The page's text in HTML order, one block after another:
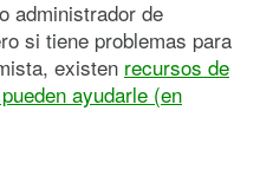
administrador de
si tiene problemas para
existen recursos de
ayudarle (en